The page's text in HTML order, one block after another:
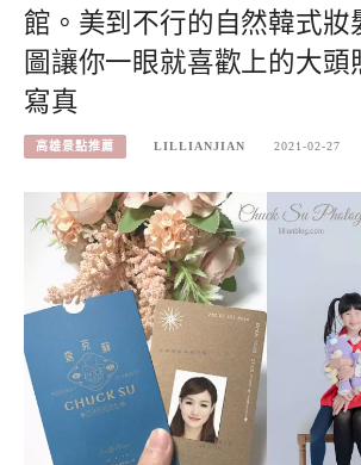
館。美到不行的自然韓式妝
圖讓你一眼就喜歡上的大頭
寫真
高雄景點推薦 LILLIANJIAN 2021-02-27